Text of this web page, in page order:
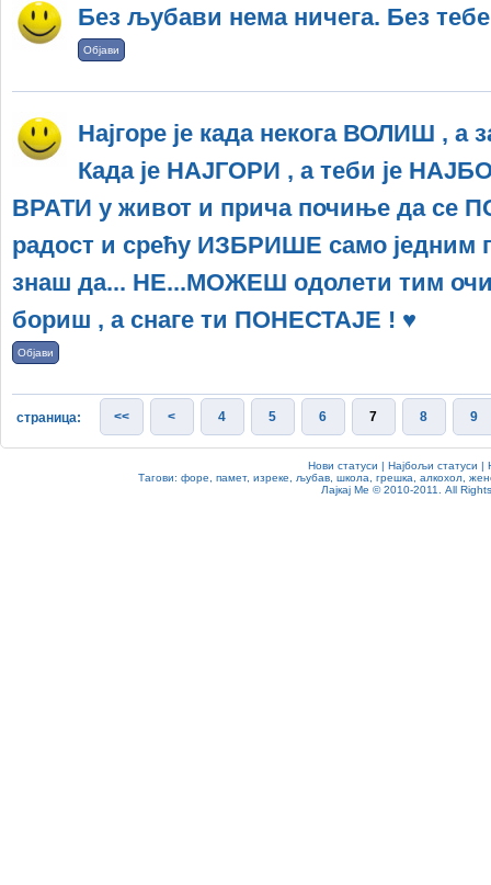
Без љубави нема ничега. Без
Објави
Најгоре је када некога ВОЛИШ , а
Када је НАЈГОРИ , а теби је
ВРАТИ у живот и прича почиње да се
радост и срећу ИЗБРИШЕ само једним
знаш да... НЕ...МОЖЕШ одолети тим
бориш , а снаге ти ПОНЕСТАЈЕ ! ♥
Објави
страница: << < 4 5 6 7 8 9
Нови статуси | Најбољи статуси |
Тагови:форе ,памет,изреке љубав ,школа ,грешка ,алкохол ,
Лајкај Ме © 2010-2011. All